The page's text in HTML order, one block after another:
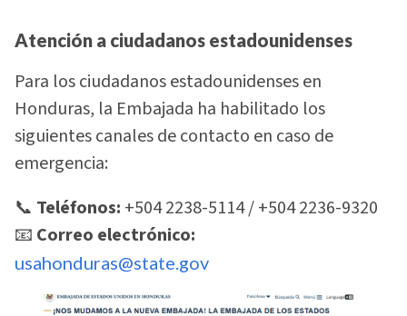
Atención a ciudadanos estadounidenses
Para los ciudadanos estadounidenses en
Honduras, la Embajada ha habilitado los
siguientes canales de contacto en caso de
emergencia:
📞 Teléfonos: +504 2238-5114 / +504 2236-9320
📧 Correo electrónico:
usahonduras@state.gov